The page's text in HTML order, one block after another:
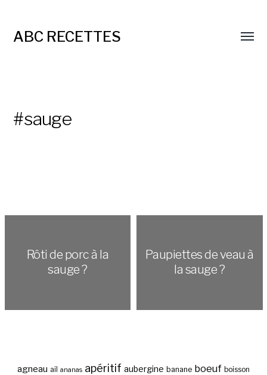
ABC RECETTES
#sauge
Rôti de porc à la
sauge ?
Paupiettes de veau à
la sauge ?
agneau ail ananas apéritif aubergine banane boeuf boisson